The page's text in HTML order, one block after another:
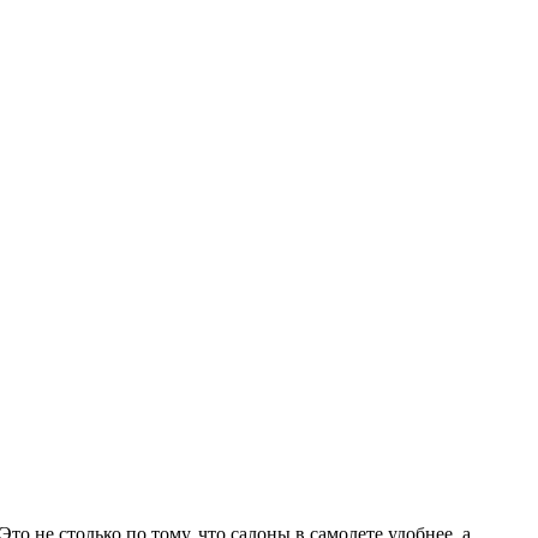
не столько по тому, что салоны в самолете удобнее, а